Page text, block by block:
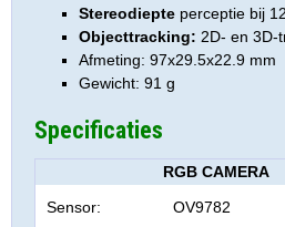
Stereodiepte perceptie bij
Objecttracking: 2D- en 3D-
Afmeting: 97x29.5x22.9 mm
Gewicht: 91 g
Specificaties
RGB CAMERA
Sensor:
OV9782